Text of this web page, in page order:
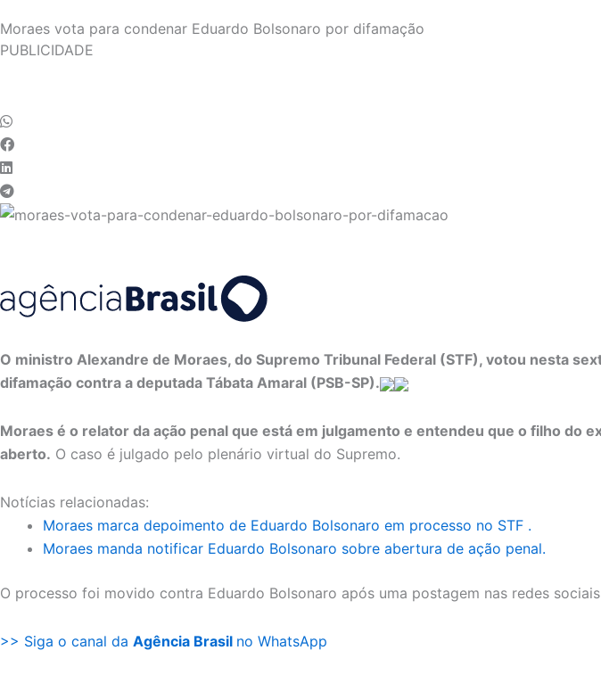
Moraes vota para condenar Eduardo Bolsonaro por difamação
PUBLICIDADE
O ministro Alexandre de Moraes, do Supremo Tribunal Federal (STF), votou nesta
difamação contra a deputada Tábata Amaral (PSB-SP).
Moraes é o relator da ação penal que está em julgamento e entendeu que o filho
aberto. O caso é julgado pelo plenário virtual do Supremo.
Notícias relacionadas:
Moraes marca depoimento de Eduardo Bolsonaro em processo no STF .
Moraes manda notificar Eduardo Bolsonaro sobre abertura de ação penal.
O processo foi movido contra Eduardo Bolsonaro após uma postagem nas redes
>> Siga o canal da Agência Brasil no WhatsApp